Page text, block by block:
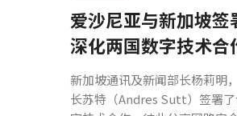
爱沙尼亚与新加坡签
深化两国数字技术合
新加坡通讯及新闻部长杨莉明
长苏特（Andres Sutt）签署